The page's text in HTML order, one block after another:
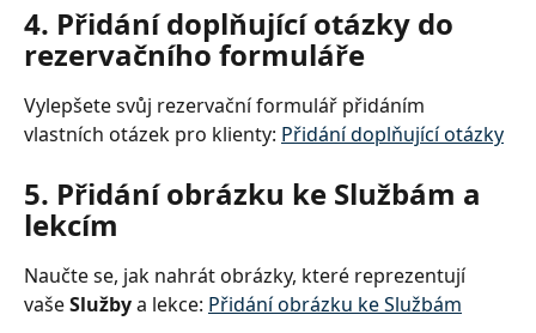
4. Přidání doplňující otázky do
rezervačního formuláře
Vylepšete svůj rezervační formulář přidáním
vlastních otázek pro klienty: Přidání doplňující otázky
5. Přidání obrázku ke Službám a
lekcím
Naučte se, jak nahrát obrázky, které reprezentují
vaše Služby a lekce: Přidání obrázku ke Službám